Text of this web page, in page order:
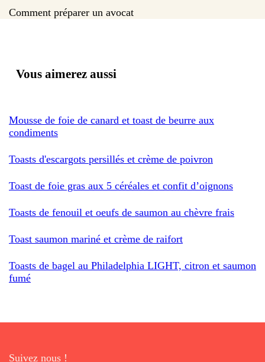
Comment préparer un avocat
Vous aimerez aussi
Mousse de foie de canard et toast de beurre aux
condiments
Toasts d'escargots persillés et crème de poivron
Toast de foie gras aux 5 céréales et confit d’oignons
Toasts de fenouil et oeufs de saumon au chèvre frais
Toast saumon mariné et crème de raifort
Toasts de bagel au Philadelphia LIGHT, citron et saumon
fumé
Suivez nous !